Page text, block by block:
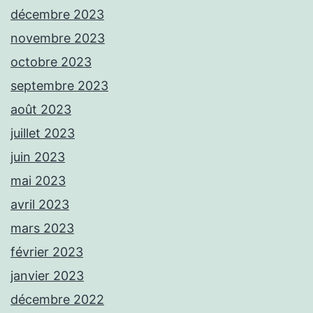
décembre 2023
novembre 2023
octobre 2023
septembre 2023
août 2023
juillet 2023
juin 2023
mai 2023
avril 2023
mars 2023
février 2023
janvier 2023
décembre 2022